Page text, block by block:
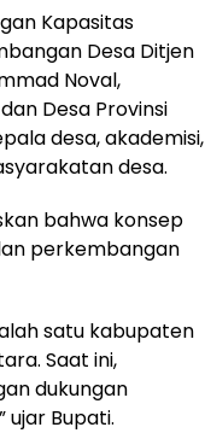
Kapasitas
Desa Ditjen
Noval,
Desa Provinsi
desa, akademisi,
desa.
bahwa konsep
perkembangan
satu kabupaten
Saat ini,
dukungan
Bupati.